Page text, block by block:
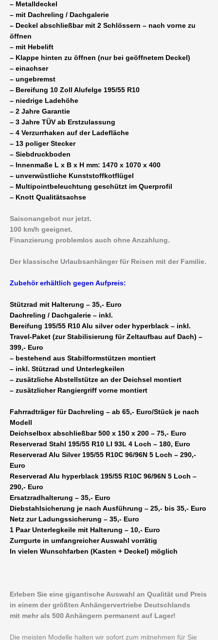
– Metalldeckel
– mit Dachreling / Dachgalerie
– Deckel abschließbar mit 2 Schlössern – nach vorne zu
öffnen
– mit Hebelift
– Klappe hinten zu öffnen (nur bei geöffnetem Deckel)
– einachser
– ungebremst
– Bereifung 10 Zoll Alufelge 195/55 R10
– niedrige Ladehöhe
– 2 Jahre Garantie
– 3 Jahre TÜV ab Erstzulassung
– 4 Verzurrhaken auf der Ladefläche
– 13 poliger Stecker
– Siebdruckboden
– Innenmaße L x B x H mm: 1470 x 1070 x 400
– unverwüstliche Kunststoffkotflügel
– Multipointbeleuchtung geschützt im Querprofil
– Knott Qualitätsachse
Saisonangebot nur jetzt.
100 km/h geeignet.
Finanzierung problemlos auch ohne Anzahlung.
Der klassische Urlaubsanhänger für Reisen mit der Familie.
Zubehör erhältlich gegen Aufpreis:
Stützrad mit Halterung – 35,- Euro
Dachreling / Dachgalerie – inkl.
Bereifung 195/55 R10 Alu silver oder hyperblack – inkl.
Travel-Paket (zur Stabilisierung für Zeltaufbau auf Dach) –
399,- Euro
– bestehend aus Stabilformstützen montiert
– inkl. Stützrad und Unterlegkeilen
– zusätzliche Abstellstütze an der Deichsel montiert
– zusätzlicher Rangiergriff vorne montiert
Fahrradträger für Dachreling – ab 65,- Euro/Stück je nach
Modell
Deichselbox abschließbar 500 x 150 x 200 – 75,- Euro
Reserverad Stahl 195/55 R10 LI 93L 4 Loch – 180, Euro
Reserverad Alu Silver 195/55 R10C 96/96N 5 Loch – 290,-
Euro
Reserverad Alu hyperblack 195/55 R10C 96/96N 5 Loch –
290,- Euro
Ersatzradhalterung – 35,- Euro
Diebstahlsicherung je nach Ausführung – 25,- bis 35,- Euro
Netz zur Ladungssicherung – 35,- Euro
1 Paar Unterlegkeile mit Halterung – 10,- Euro
Zurrgurte in umfangreicher Auswahl vorrätig
In vielen Wunschfarben (Kasten + Deckel) möglich
Erleben Sie eine gigantische Auswahl an Qualität und Preis
in einem der größten Anhängervertriebe Deutschlands
mit mehr als 500 Anhängern permanent auf Lager!
Die meisten Modelle halten wir sofort zum mitnehmen für Sie